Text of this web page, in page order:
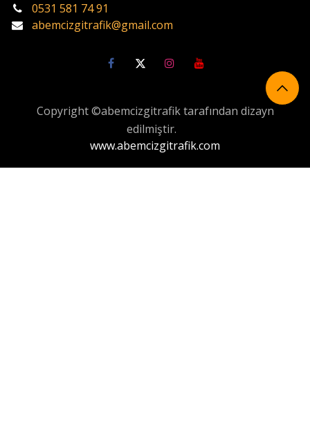
0531 581 74 91
abemcizgitrafik@gmail.com
Copyright ©abemcizgitrafik tarafından dizayn
edilmiştir.
www.abemcizgitrafik.com